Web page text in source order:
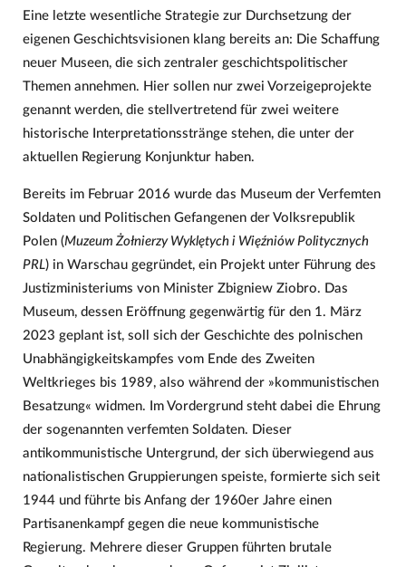
Eine letzte wesentliche Strategie zur Durchsetzung der
eigenen Geschichtsvisionen klang bereits an: Die Schaffung
neuer Museen, die sich zentraler geschichtspolitischer
Themen annehmen. Hier sollen nur zwei Vorzeigeprojekte
genannt werden, die stellvertretend für zwei weitere
historische Interpretationsstränge stehen, die unter der
aktuellen Regierung Konjunktur haben.
Bereits im Februar 2016 wurde das Museum der Verfemten
Soldaten und Politischen Gefangenen der Volksrepublik
Polen (Muzeum Żołnierzy Wyklętych i Więźniów Politycznych
PRL) in Warschau gegründet, ein Projekt unter Führung des
Justizministeriums von Minister Zbigniew Ziobro. Das
Museum, dessen Eröffnung gegenwärtig für den 1. März
2023 geplant ist, soll sich der Geschichte des polnischen
Unabhängigkeitskampfes vom Ende des Zweiten
Weltkrieges bis 1989, also während der »kommunistischen
Besatzung« widmen. Im Vordergrund steht dabei die Ehrung
der sogenannten verfemten Soldaten. Dieser
antikommunistische Untergrund, der sich überwiegend aus
nationalistischen Gruppierungen speiste, formierte sich seit
1944 und führte bis Anfang der 1960er Jahre einen
Partisanenkampf gegen die neue kommunistische
Regierung. Mehrere dieser Gruppen führten brutale